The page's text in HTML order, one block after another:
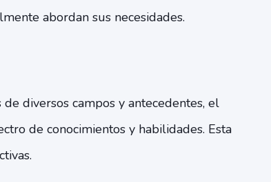
abordan sus necesidades.
diversos campos y antecedentes, el
de conocimientos y habilidades. Esta